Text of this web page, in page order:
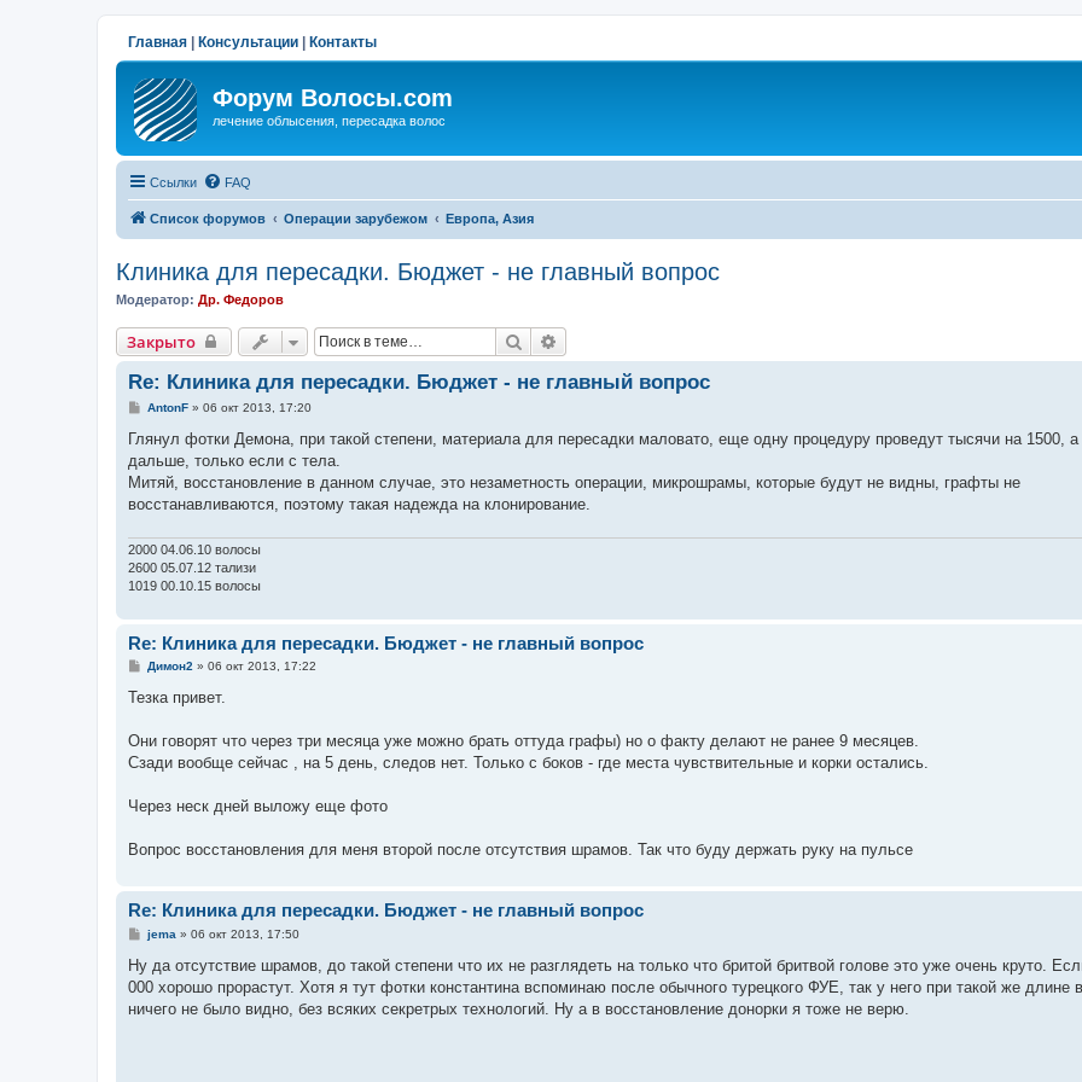
Главная Консультации Контакты
Форум Волосы.com
лечение облысения, пересадка волос
Ссылки FAQ
Список форумов Операции зарубежом Европа, Азия
Клиника для пересадки. Бюджет - не главный вопрос
Модератор: Др. Федоров
Закрыто Поиск
Re: Клиника для пересадки. Бюджет - не главный вопрос
С
о
щ
е
и
AntonF» 06 окт 2013, 17:20
Глянул фотки Демона, при такой степени, материала для пересадки маловато, еще одну процедуру проведут тысячи на 1500, а
дальше, только если с тела.
Митяй, восстановление в данном случае, это незаметность операции, микрошрамы, которые будут не видны, графты не
восстанавливаются, поэтому такая надежда на клонирование.
2000 04.06.10 волосы
2600 05.07.12 тализи
1019 00.10.15 волосы
Re: Клиника для пересадки. Бюджет - не главный вопрос
С
о
е
и
Димон2» 06 окт 2013, 17:22
Тезка привет.
Они говорят что через три месяца уже можно брать оттуда графы) но о факту делают не ранее 9 месяцев.
Сзади вообще сейчас , на 5 день, следов нет. Только с боков - где места чувствительные и корки остались.
Через неск дней выложу еще фото
Вопрос восстановления для меня второй после отсутствия шрамов. Так что буду держать руку на пульсе
Re: Клиника для пересадки. Бюджет - не главный вопрос
С
о
б
щ
е
jema » 06 окт 2013, 17:50
Ну да отсутствие шрамов, до такой степени что их не разглядеть на только что бритой бритвой голове это уже очень круто.
000 хорошо прорастут. Хотя я тут фотки константина вспоминаю после обычного турецкого ФУЕ, так у него при такой же длине
ничего не было видно, без всяких секретрых технологий. Ну а в восстановление донорки я тоже не верю.